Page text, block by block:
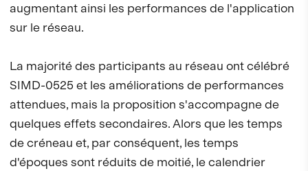
augmentant ainsi les performances de l'application
sur le réseau.
La majorité des participants au réseau ont célébré
SIMD-0525 et les améliorations de performances
attendues, mais la proposition s'accompagne de
quelques effets secondaires. Alors que les temps
de créneau et, par conséquent, les temps
d'époques sont réduits de moitié, le calendrier